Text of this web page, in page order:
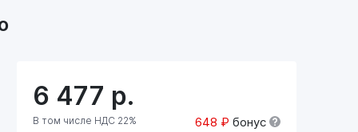
6 477 р.
В том числе НДС 22% 648 ₽ бонус